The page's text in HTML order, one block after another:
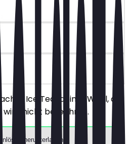
Ice Teavdeiner Wahl, der
wird nicht berechnet.
herunterladen